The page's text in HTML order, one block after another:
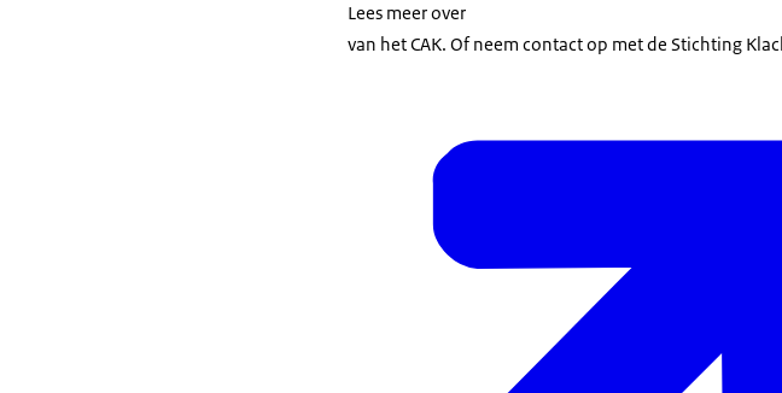
Lees meer over
van het CAK. Of neem contact op met de Stichting